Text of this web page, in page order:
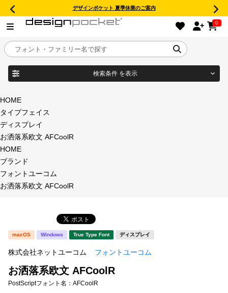
デザインポケット 夏季休業のご案内
0
目的別フォントガイド
特集
年間ライセンス商品
新着一覧
カート
検索条件 を表示
商品名
フォント形式
タイプフェイス
明朝体
角ゴシック
宋朝体
HOME
タイプフェイス
ディスプレイ
お洒落系欧文 AFCoolR
HOME
ブランド
フォントユーコム
お洒落系欧文 AFCoolR
macOS Windows True Type Font ディスプレイ
株式会社ネットユーコム フォントユーコム
お洒落系欧文 AFCoolR
PostScriptフォント名： AFCoolR